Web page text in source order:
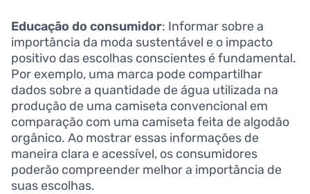
Educação do consumidor: Informar sobre a
importância da moda sustentável e o impacto
positivo das escolhas conscientes é fundamental.
Por exemplo, uma marca pode compartilhar
dados sobre a quantidade de água utilizada na
produção de uma camiseta convencional em
comparação com uma camiseta feita de algodão
orgânico. Ao mostrar essas informações de
maneira clara e acessível, os consumidores
poderão compreender melhor a importância de
suas escolhas.